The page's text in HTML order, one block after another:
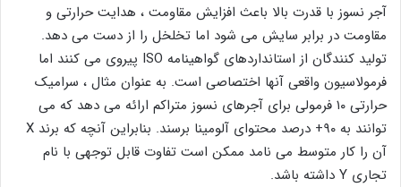
آجر نسوز با قدرت بالا باعث افزایش مقاومت ، هدایت حرارتی و
مقاومت در برابر سایش می شود اما تخلخل را از دست می دهد.
تولید کنندگان از استانداردهای گواهینامه ISO پیروی می کنند اما
فرمولاسیون واقعی آنها اختصاصی است. به عنوان مثال ، سرامیک
حرارتی ۱۰ فرمولی برای آجرهای نسوز متراکم ارائه می دهد که می
توانند به ۹۰+ درصد محتوای آلومینا برسند. بنابراین آنچه که برند X
آن را کار متوسط می نامد ممکن است تفاوت قابل توجهی با نام
تجاری Y داشته باشد.